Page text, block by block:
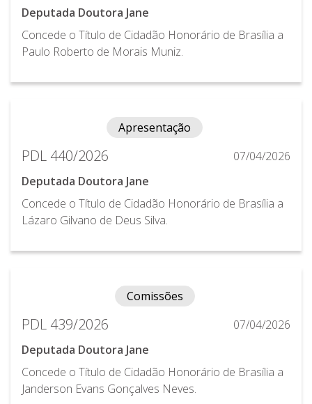
Deputada Doutora Jane
Concede o Título de Cidadão Honorário de Brasília a
Paulo Roberto de Morais Muniz.
Apresentação
PDL 440/2026
07/04/2026
Deputada Doutora Jane
Concede o Título de Cidadão Honorário de Brasília a
Lázaro Gilvano de Deus Silva.
Comissões
PDL 439/2026
07/04/2026
Deputada Doutora Jane
Concede o Título de Cidadão Honorário de Brasília a
Janderson Evans Gonçalves Neves.